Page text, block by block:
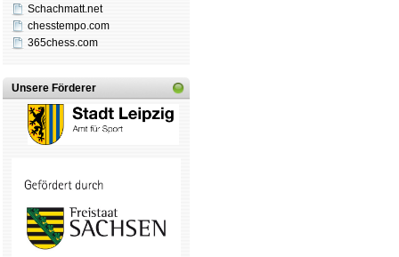
Schachmatt.net
chesstempo.com
365chess.com
Unsere Förderer